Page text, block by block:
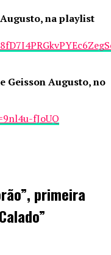
Augusto, na playlist
Geisson Augusto, no
fJoUQ
primeira